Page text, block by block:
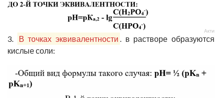
3. В точках эквивалентности . в растворе образуются
кислые соли: